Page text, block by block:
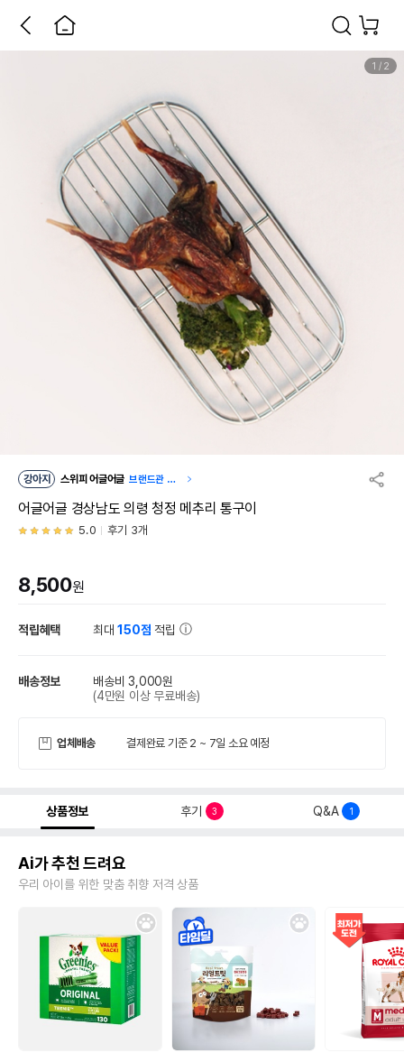
1 / 2
강아지 스위피 어글어글 브랜드관 이
어글어글 경상남도 의령 청정 메추리 통구이
5.0 후기 3개
8,500원
적립혜택 최대150점 적립
배송정보
배송비 3,000원
(4만원 이상 무료배송)
업체배송 결제완료 기준 2 ~ 7일 소요 예정
상품정보 후기 3 Q&A 1
Ai가 추천 드려요
우리 아이를 위한 맞춤 취향 저격 상품